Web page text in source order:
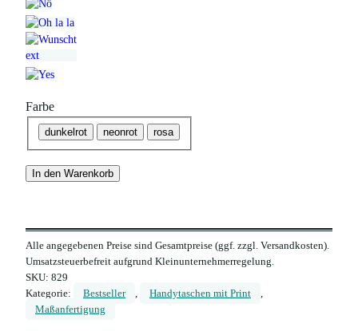
Farbe
dunkelrot neonrot rosa
In den Warenkorb
Alle angegebenen Preise sind Gesamtpreise (ggf. zzgl. Versandkosten).
Umsatzsteuerbefreit aufgrund Kleinunternehmerregelung.
SKU: 829
Kategorie:
Bestseller , Handytaschen mit Print
Maßanfertigung